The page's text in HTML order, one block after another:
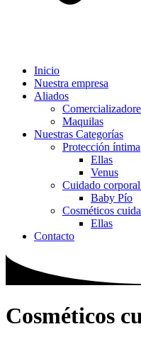
Inicio
Nuestra empresa
Aliados
Maquilas
Nuestras Categorías
Protección íntima
Ellas
Venus
Cuidado
Baby Pío
Cosméticos
Ellas
Contacto
Cosméticos